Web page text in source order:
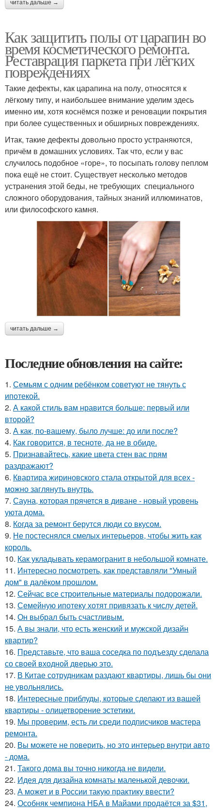
читать дальше →
Как защитить полы от царапин во
время косметического ремонта.
Реставрация паркета при лёгких
повреждениях
Такие дефекты, как царапина на полу, относятся к
лёгкому типу, и наибольшее внимание уделим здесь
именно им, хотя коснёмся позже и реновации покрытия
при более существенных и обширных повреждениях.
Итак, такие дефекты довольно просто устраняются,
причём в домашних условиях. Так что, если у вас
случилось подобное «горе», то посыпать голову пеплом
пока ещё не стоит. Существует несколько методов
устранения этой беды, не требующих специального
сложного оборудования, тайных знаний иллюминатов,
или философского камня.
читать дальше →
Последние обновления на сайте:
1. Семьям с одним ребёнком советуют не тянуть с
ипотекой.
2. А какой стиль вам нравится больше: первый или
второй?
3. А как, по-вашему, было лучше: до или после?
4. Как говорится, в тесноте, да не в обиде.
5. Признавайтесь, какие цвета стен вас прям
раздражают?
6. Квартира жириновского стала открытой для всех -
можно заглянуть внутрь.
7. Сауна, которая прячется в диване - новый уровень
уюта дома.
8. Когда за ремонт берутся люди со вкусом.
9. Не постеснялся смелых интерьеров, чтобы жить как
король.
10. Как укладывать керамогранит в небольшой комнате.
11. Интересно посмотреть, как представляли "Умный
дом" в далёком прошлом.
12. Сейчас все строительные материалы подорожали.
13. Семейную ипотеку хотят привязать к числу детей.
14. Он выбрал быть счастливым.
15. А вы знали, что есть женский и мужской дизайн
квартир?
16. Представьте, что ваша соседка по подъезду сделала
со своей входной дверью это.
17. В Китае сотрудникам раздают квартиры, лишь бы они
не увольнялись.
18. Интересные приблуды, которые сделают из вашей
квартиры - олицетворение эстетики.
19. Мы проверим, есть ли среди подписчиков мастера
ремонта.
20. Вы можете не поверить, но это интерьер внутри авто
- дома.
21. Такого дома вы точно никогда не видели.
22. Идея для дизайна комнаты маленькой девочки.
23. А может и в России такую практику ввести?
24. Особняк чемпиона НБА в Майами продаётся за $31,